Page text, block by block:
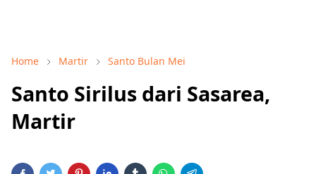
Home Martir Santo Bulan Mei
Santo Sirilus dari Sasarea,
Martir